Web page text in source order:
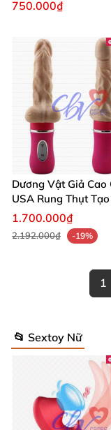
750.000₫
Dương Vật Giả Cao
USA Rung Thụt
Kích Thích
1.700.000₫
2.192.000₫ -19%
1
📂 Sextoy Nữ